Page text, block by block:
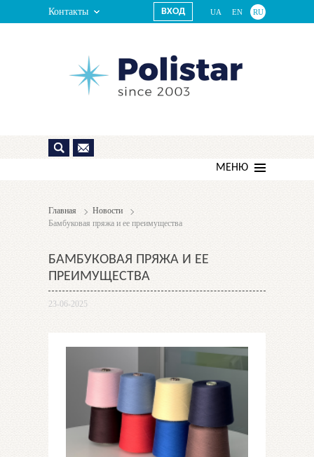
Контакты UA EN RU
ВХОД
МЕНЮ
Главная
Новости
Бамбуковая пряжа и ее преимущества
БАМБУКОВАЯ ПРЯЖА И ЕЕ
ПРЕИМУЩЕСТВА
23-06-2025